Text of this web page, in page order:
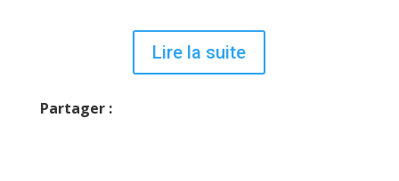
Lire la suite
Partager :